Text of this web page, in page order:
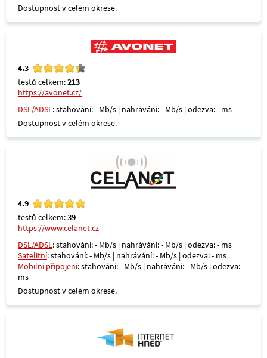
Dostupnost v celém okrese.
4.3
testů celkem:213
https://avonet.cz/
DSL/ADSL: stahování: - Mb/s | nahrávání: - Mb/s | odezva: - ms
Dostupnost v celém okrese.
4.9
testů celkem:39
https://www.celanet.cz
DSL/ADSL: stahování: - Mb/s | nahrávání: - Mb/s | odezva: - ms
Satelitní: stahování: - Mb/s | nahrávání: - Mb/s | odezva: - ms
Mobilní připojení: stahování: - Mb/s | nahrávání: - Mb/s | odezva: -
ms
Dostupnost v celém okrese.